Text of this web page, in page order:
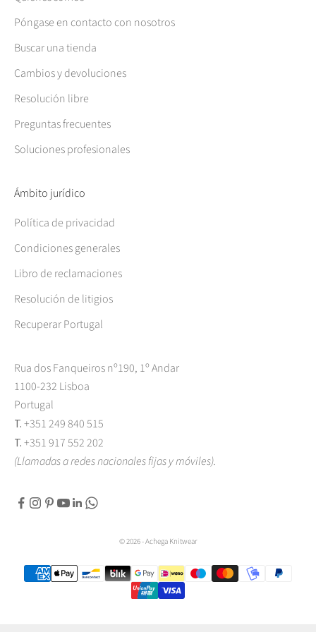
Póngase en contacto con nosotros
Buscar una tienda
Cambios y devoluciones
Resolución libre
Preguntas frecuentes
Soluciones profesionales
Ámbito jurídico
Política de privacidad
Condiciones generales
Libro de reclamaciones
Resolución de litigios
Recuperar Portugal
Rua dos Fanqueiros nº190, 1º Andar
1100-232 Lisboa
Portugal
T. +351 249 840 515
T. +351 917 552 202
(Llamadas a redes nacionales fijas y móviles).
© 2026 - Achega Knitwear